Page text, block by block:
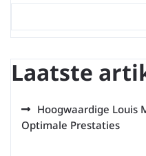
Laatste
Hoogwaardige Louis
Optimale Prestaties